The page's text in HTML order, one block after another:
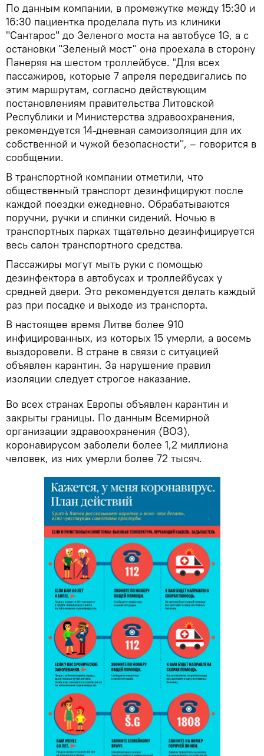
По данным компании, в промежутке между 15:30 и
16:30 пациентка проделала путь из клиники
"Сантарос" до Зеленого моста на автобусе 1G, а с
остановки "Зеленый мост" она проехала в сторону
Панеряя на шестом троллейбусе. "Для всех
пассажиров, которые 7 апреля передвигались по
этим маршрутам, согласно действующим
постановлениям правительства Литовской
Республики и Министерства здравоохранения,
рекомендуется 14-дневная самоизоляция для их
собственной и чужой безопасности", – говорится в
сообщении.
В транспортной компании отметили, что
общественный транспорт дезинфицируют после
каждой поездки ежедневно. Обрабатываются
поручни, ручки и спинки сидений. Ночью в
транспортных парках тщательно дезинфицируется
весь салон транспортного средства.
Пассажиры могут мыть руки с помощью
дезинфектора в автобусах и троллейбусах у
средней двери. Это рекомендуется делать каждый
раз при посадке и выходе из транспорта.
В настоящее время Литве более 910
инфицированных, из которых 15 умерли, а восемь
выздоровели. В стране в связи с ситуацией
объявлен карантин. За нарушение правил
изоляции следует строгое наказание.
Во всех странах Европы объявлен карантин и
закрыты границы. По данным Всемирной
организации здравоохранения (ВОЗ),
коронавирусом заболели более 1,2 миллиона
человек, из них умерли более 72 тысяч.